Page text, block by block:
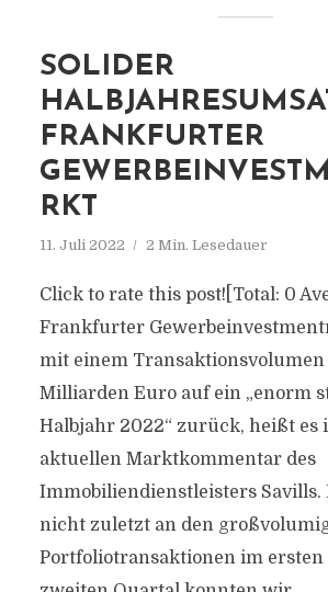
SOLIDER
FRANKFURTER
RKT
11. Juli 2022 2 Min. Lesedauer
Click to rate this post![Total: 0
Frankfurter
mit einem Transaktionsvolumen
Milliarden Euro auf ein „enorm
Halbjahr 2022“ zurück, heißt es
aktuellen Marktkommentar des
Immobiliendienstleisters Savills.
nicht zuletzt an den
Portfoliotransaktionen im ersten